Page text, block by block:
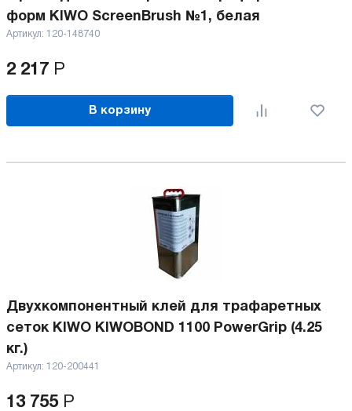
форм KIWO ScreenBrush №1, белая
Артикул: 120-148740
2 217 Р
В корзину
Двухкомпонентный клей для трафаретных
сеток KIWO KIWOBOND 1100 PowerGrip (4.25
кг.)
Артикул: 120-200441
13 755 Р